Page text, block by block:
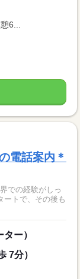
6...
電話案内＊
での経験がしっ
ートで、その後も
ー）
7分）